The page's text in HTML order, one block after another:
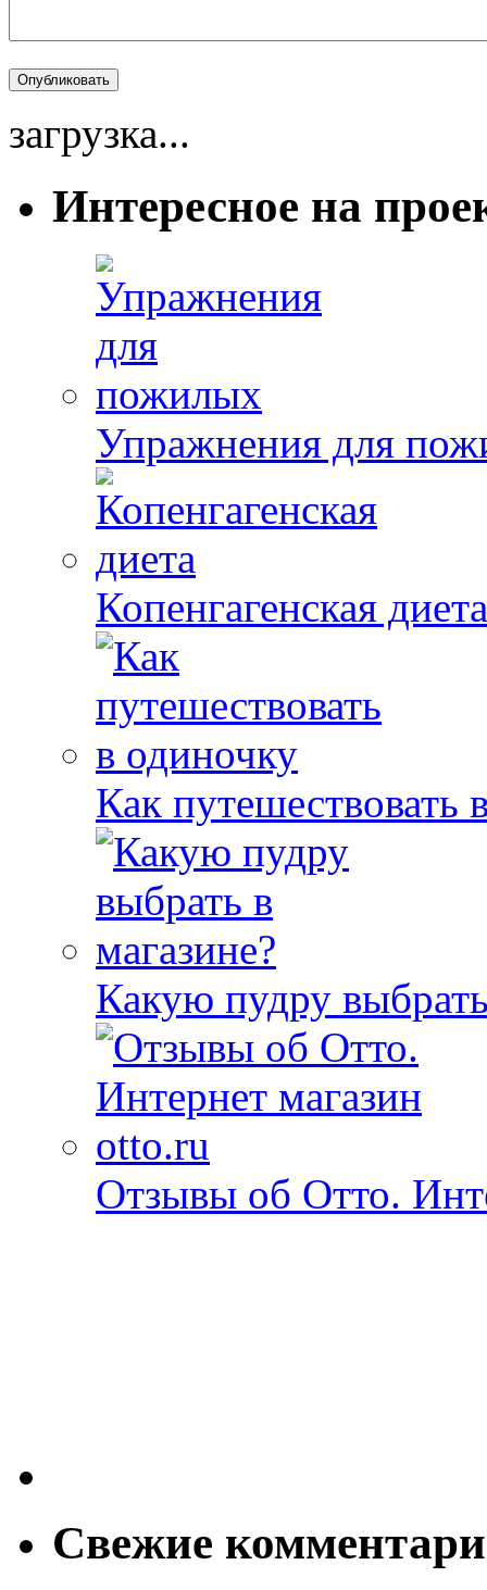
загрузка...
Интересное на
Упражнения для
Копенгагенская диета
Как путешествовать
Какую пудру
Отзывы об Отто.
Свежие